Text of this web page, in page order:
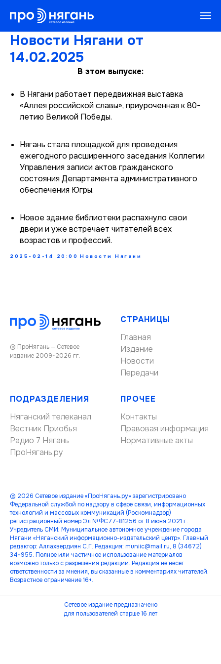
Новости Нягани от
14.02.2025
В этом выпуске:
В Нягани работает передвижная выставка
«Аллея российской славы», приуроченная к 80-
летию Великой Победы.
Нягань стала площадкой для проведения
ежегодного расширенного заседания Коллегии
Управления записи актов гражданского
состояния Департамента административного
обеспечения Югры.
Новое здание библиотеки распахнуло свои
двери и уже встречает читателей всех
возрастов и профессий.
2025-02-14 20:00 Новости Нягани
© ПроНягань — Сетевое
издание 2009-2026 гг.
СТРАНИЦЫ
Главная
Издание
Новости
Передачи
ПОДРАЗДЕЛЕНИЯ
Няганский телеканал
Вестник Приобья
Радио 7 Нягань
ПроНягань.ру
ПРОЧЕЕ
Контакты
Правовая информация
Нормативные акты
© 2026 Сетевое издание «ПроНягань.ру» зарегистрировано
Федеральной службой по надзору в сфере связи, информационных
технологий и массовых коммуникаций (Роскомнадзор)
регистрационный номер Эл №ФС77-81256 от 8 июня 2021 г.
Учредитель СМИ: Муниципальное автономное учреждение города
Нягани «Няганский информационно-издательский центр». Главный
редактор: Аллахвердиян С.Г. Редакция: muniic@mail.ru, 8 (34672)
34-955. Полное или частичное использование материалов
возможно только с разрешения редакции. Редакция не несет
ответственности за мнения, высказанные в комментариях читателей.
Возрастное ограничение 16+.
Сетевое издание предназначено
для пользователей старше 16 лет